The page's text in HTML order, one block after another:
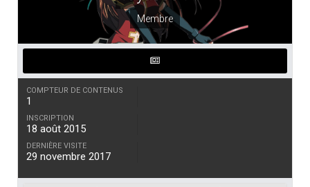
Membre
COMPTEUR DE CONTENUS
1
INSCRIPTION
18 août 2015
DERNIÈRE VISITE
29 novembre 2017